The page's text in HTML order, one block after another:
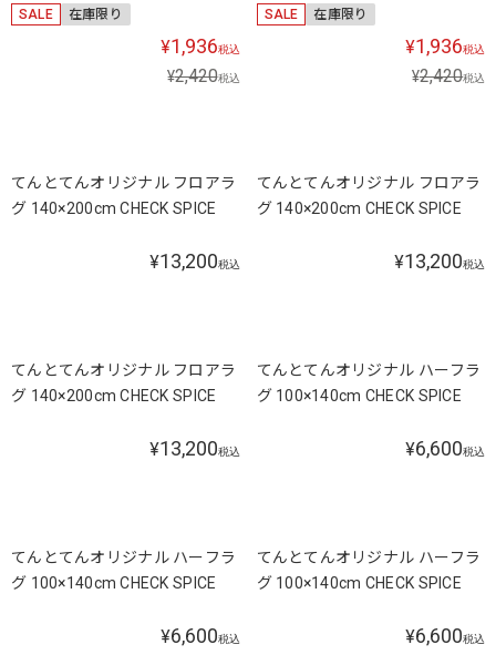
SALE 在庫限り
¥1,936税込
¥2,420税込
SALE 在庫限り
¥1,936税込
¥2,420税込
てんとてんオリジナル フロアラ
グ 140×200cm CHECK SPICE
¥13,200税込
てんとてんオリジナル フロアラ
グ 140×200cm CHECK SPICE
¥13,200税込
てんとてんオリジナル フロアラ
グ 140×200cm CHECK SPICE
¥13,200税込
てんとてんオリジナル ハーフラ
グ 100×140cm CHECK SPICE
¥6,600税込
てんとてんオリジナル ハーフラ
グ 100×140cm CHECK SPICE
¥6,600税込
てんとてんオリジナル ハーフラ
グ 100×140cm CHECK SPICE
¥6,600税込